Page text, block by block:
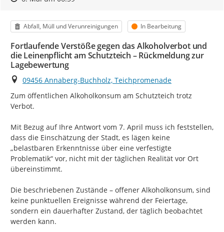
Kategorie
Abfall, Müll und Verunreinigungen Status
In Bearbeitung
Fortlaufende Verstöße gegen das Alkoholverbot und
die Leinenpflicht am Schutzteich – Rückmeldung zur
Lagebewertung
Ort
09456 Annaberg-Buchholz, Teichpromenade
Zum öffentlichen Alkoholkonsum am Schutzteich trotz
Verbot.
Mit Bezug auf Ihre Antwort vom 7. April muss ich feststellen,
dass die Einschätzung der Stadt, es lägen keine
„belastbaren Erkenntnisse über eine verfestigte
Problematik“ vor, nicht mit der täglichen Realität vor Ort
übereinstimmt.
Die beschriebenen Zustände – offener Alkoholkonsum, sind
keine punktuellen Ereignisse während der Feiertage,
sondern ein dauerhafter Zustand, der täglich beobachtet
werden kann.